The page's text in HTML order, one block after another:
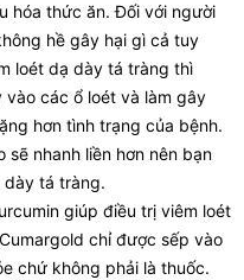
hóa thức ăn. Đối với người
hề gây hại gì cả tuy
loét dạ dày tá tràng thì
các ổ loét và làm gây
hơn tình trạng của bệnh.
sẽ nhanh liền hơn nên bạn
dày tá tràng.
giúp điều trị viêm loét
chỉ được sếp vào
chứ không phải là thuốc.